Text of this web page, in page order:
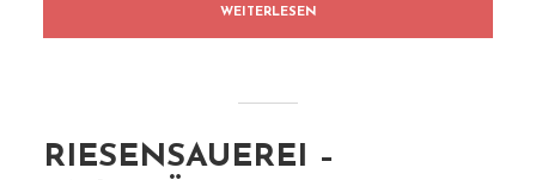
WEITERLESEN
RIESENSAUEREI –